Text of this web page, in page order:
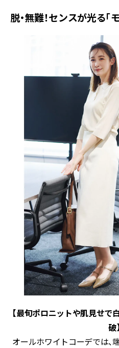
脱・無難！センスが光る「
【最旬ポロニットや肌見せ
破】
オールホワイトコーデでは、